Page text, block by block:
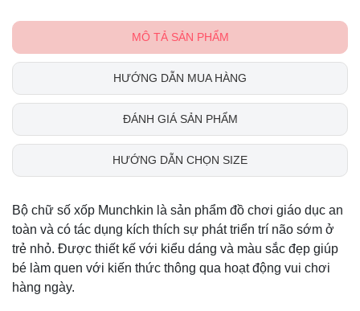
MÔ TẢ SẢN PHẨM
HƯỚNG DẪN MUA HÀNG
ĐÁNH GIÁ SẢN PHẨM
HƯỚNG DẪN CHỌN SIZE
Bộ chữ số xốp Munchkin là sản phẩm đồ chơi giáo dục an
toàn và có tác dụng kích thích sự phát triển trí não sớm ở
trẻ nhỏ. Được thiết kế với kiểu dáng và màu sắc đẹp giúp
bé làm quen với kiến thức thông qua hoạt động vui chơi
hàng ngày.